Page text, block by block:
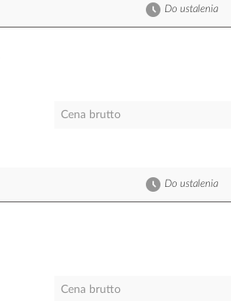
Do ustalenia
Cena brutto
Do ustalenia
Cena brutto